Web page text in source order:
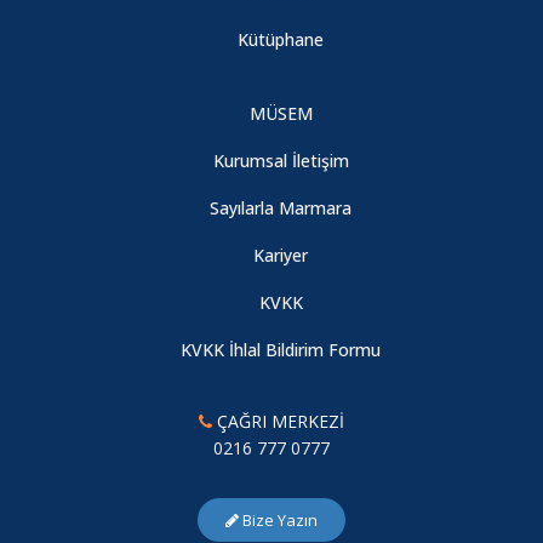
2547 Sayılı Kanunun 44. Maddesi II. Sınav Hakkı
Türkiye Milli Kültür Vakfı (TMKV) Bursu Duyurusu
2025-2026 Fakülte Dereceleri
Kep ve Cübbe Dağıtımı
Kütüphane
MÜSEM
Kurumsal İletişim
Sayılarla Marmara
Kariyer
KVKK
KVKK İhlal Bildirim Formu
ÇAĞRI MERKEZİ
0216 777 0777
Bize Yazın